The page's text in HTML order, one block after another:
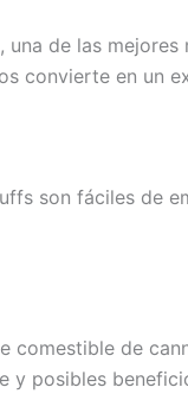
de las
convierte en un
son fáciles de
comestible de
posibles